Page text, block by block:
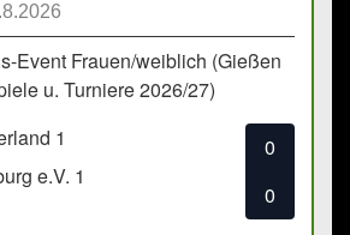
Event Frauen/weiblich (Gießen
u. Turniere 2026/27)
1
e.V. 1
0
0